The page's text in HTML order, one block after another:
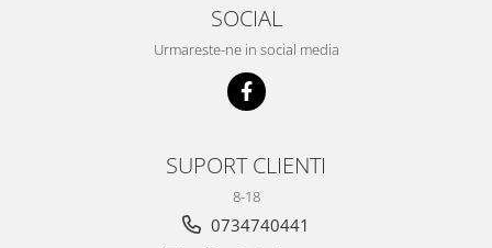
SOCIAL
Urmareste-ne in social media
SUPORT CLIENTI
8-18
0734740441